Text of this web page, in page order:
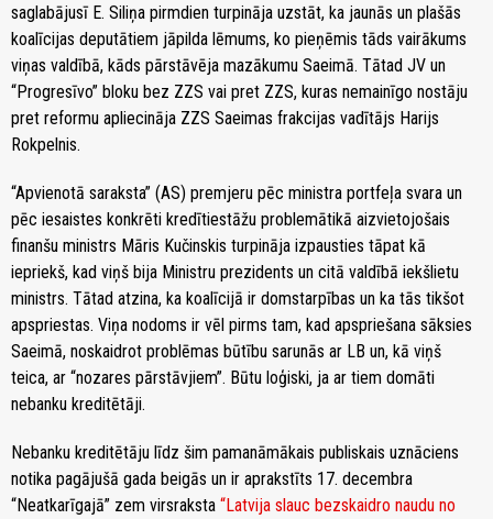
saglabājusī E. Siliņa pirmdien turpināja uzstāt, ka jaunās un plašās
koalīcijas deputātiem jāpilda lēmums, ko pieņēmis tāds vairākums
viņas valdībā, kāds pārstāvēja mazākumu Saeimā. Tātad JV un
“Progresīvo” bloku bez ZZS vai pret ZZS, kuras nemainīgo nostāju
pret reformu apliecināja ZZS Saeimas frakcijas vadītājs Harijs
Rokpelnis.
“Apvienotā saraksta” (AS) premjeru pēc ministra portfeļa svara un
pēc iesaistes konkrēti kredītiestāžu problemātikā aizvietojošais
finanšu ministrs Māris Kučinskis turpināja izpausties tāpat kā
iepriekš, kad viņš bija Ministru prezidents un citā valdībā iekšlietu
ministrs. Tātad atzina, ka koalīcijā ir domstarpības un ka tās tikšot
apspriestas. Viņa nodoms ir vēl pirms tam, kad apspriešana sāksies
Saeimā, noskaidrot problēmas būtību sarunās ar LB un, kā viņš
teica, ar “nozares pārstāvjiem”. Būtu loģiski, ja ar tiem domāti
nebanku kreditētāji.
Nebanku kreditētāju līdz šim pamanāmākais publiskais uznāciens
notika pagājušā gada beigās un ir aprakstīts 17. decembra
“Neatkarīgajā” zem virsraksta “Latvija slauc bezskaidro naudu no